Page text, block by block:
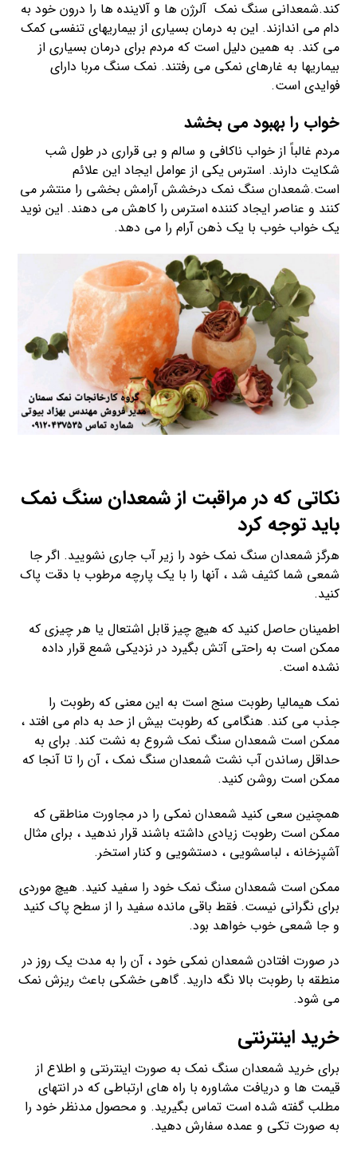
کند.شمعدانی سنگ نمک آلرژن ها و آلاینده ها را درون خود به
دام می اندازند. این به درمان بسیاری از بیماریهای تنفسی کمک
می کند. به همین دلیل است که مردم برای درمان بسیاری از
بیماریها به غارهای نمکی می رفتند. نمک سنگ مربا دارای
فوایدی است.
خواب را بهبود می بخشد
مردم غالباً از خواب ناکافی و سالم و بی قراری در طول شب
شکایت دارند. استرس یکی از عوامل ایجاد این علائم
است.شمعدان سنگ نمک درخشش آرامش بخشی را منتشر می
کنند و عناصر ایجاد کننده استرس را کاهش می دهند. این نوید
یک خواب خوب با یک ذهن آرام را می دهد.
نکاتی که در مراقبت از شمعدان سنگ نمک
باید توجه کرد
هرگز شمعدان سنگ نمک خود را زیر آب جاری نشویید. اگر جا
شمعی شما کثیف شد ، آنها را با یک پارچه مرطوب با دقت پاک
کنید.
اطمینان حاصل کنید که هیچ چیز قابل اشتعال یا هر چیزی که
ممکن است به راحتی آتش بگیرد در نزدیکی شمع قرار داده
نشده است.
نمک هیمالیا رطوبت سنج است به این معنی که رطوبت را
جذب می کند. هنگامی که رطوبت بیش از حد به دام می افتد ،
ممکن است شمعدان سنگ نمک شروع به نشت کند. برای به
حداقل رساندن آب نشت شمعدان سنگ نمک ، آن را تا آنجا که
ممکن است روشن کنید.
همچنین سعی کنید شمعدان نمکی را در مجاورت مناطقی که
ممکن است رطوبت زیادی داشته باشند قرار ندهید ، برای مثال
آشپزخانه ، لباسشویی ، دستشویی و کنار استخر.
ممکن است شمعدان سنگ نمک خود را سفید کنید. هیچ موردی
برای نگرانی نیست. فقط باقی مانده سفید را از سطح پاک کنید
و جا شمعی خوب خواهد بود.
در صورت افتادن شمعدان نمکی خود ، آن را به مدت یک روز در
منطقه با رطوبت بالا نگه دارید. گاهی خشکی باعث ریزش نمک
می شود.
خرید اینترنتی
برای خرید شمعدان سنگ نمک به صورت اینترنتی و اطلاع از
قیمت ها و دریافت مشاوره با راه های ارتباطی که در انتهای
مطلب گفته شده است تماس بگیرید. و محصول مدنظر خود را
به صورت تکی و عمده سفارش دهید.